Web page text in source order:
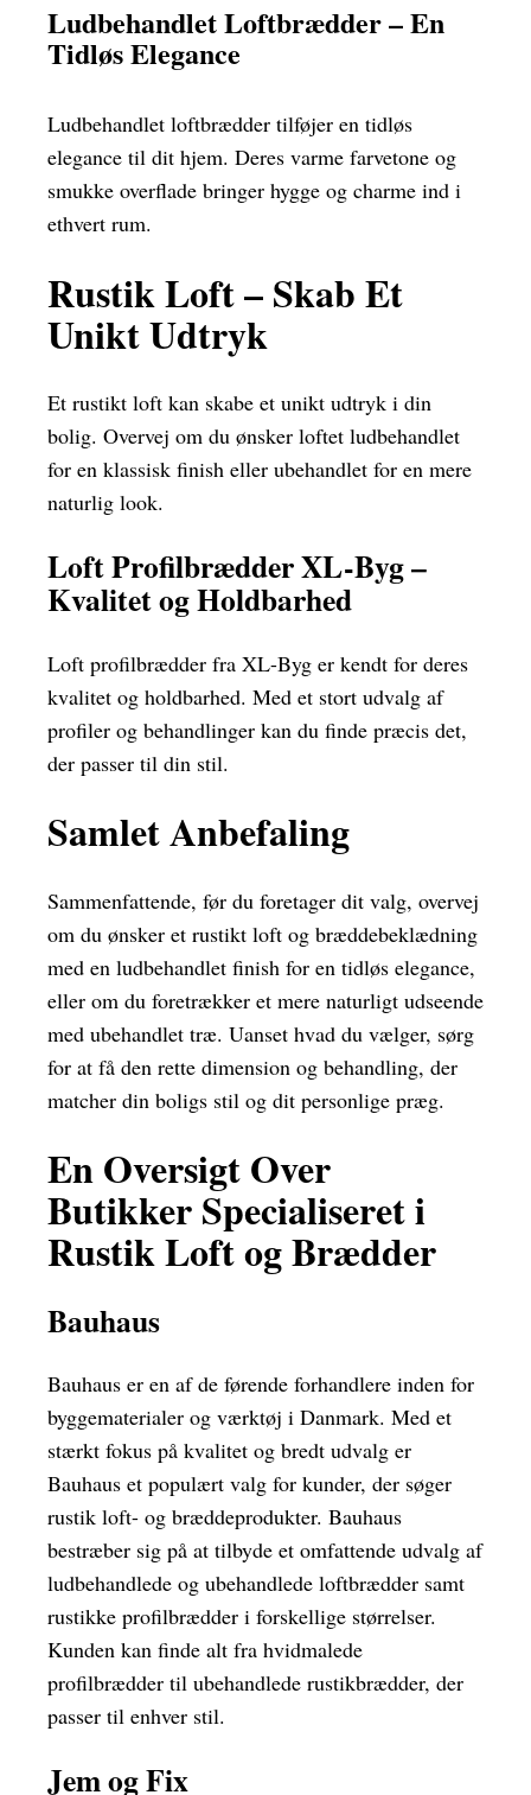
Ludbehandlet Loftbrædder – En
Tidløs Elegance
Ludbehandlet loftbrædder tilføjer en tidløs
elegance til dit hjem. Deres varme farvetone og
smukke overflade bringer hygge og charme ind i
ethvert rum.
Rustik Loft – Skab Et
Unikt Udtryk
Et rustikt loft kan skabe et unikt udtryk i din
bolig. Overvej om du ønsker loftet ludbehandlet
for en klassisk finish eller ubehandlet for en mere
naturlig look.
Loft Profilbrædder XL-Byg –
Kvalitet og Holdbarhed
Loft profilbrædder fra XL-Byg er kendt for deres
kvalitet og holdbarhed. Med et stort udvalg af
profiler og behandlinger kan du finde præcis det,
der passer til din stil.
Samlet Anbefaling
Sammenfattende, før du foretager dit valg, overvej
om du ønsker et rustikt loft og bræddebeklædning
med en ludbehandlet finish for en tidløs elegance,
eller om du foretrækker et mere naturligt udseende
med ubehandlet træ. Uanset hvad du vælger, sørg
for at få den rette dimension og behandling, der
matcher din boligs stil og dit personlige præg.
En Oversigt Over
Butikker Specialiseret i
Rustik Loft og Brædder
Bauhaus
Bauhaus er en af de førende forhandlere inden for
byggematerialer og værktøj i Danmark. Med et
stærkt fokus på kvalitet og bredt udvalg er
Bauhaus et populært valg for kunder, der søger
rustik loft- og bræddeprodukter. Bauhaus
bestræber sig på at tilbyde et omfattende udvalg af
ludbehandlede og ubehandlede loftbrædder samt
rustikke profilbrædder i forskellige størrelser.
Kunden kan finde alt fra hvidmalede
profilbrædder til ubehandlede rustikbrædder, der
passer til enhver stil.
Jem og Fix